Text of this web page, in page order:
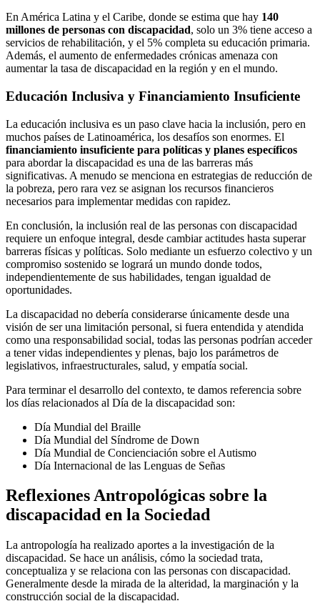
En América Latina y el Caribe, donde se estima que hay 140
millones de personas con discapacidad, solo un 3% tiene acceso a
servicios de rehabilitación, y el 5% completa su educación primaria.
Además, el aumento de enfermedades crónicas amenaza con
aumentar la tasa de discapacidad en la región y en el mundo.
Educación Inclusiva y Financiamiento Insuficiente
La educación inclusiva es un paso clave hacia la inclusión, pero en
muchos países de Latinoamérica, los desafíos son enormes. El
financiamiento insuficiente para políticas y planes específicos
para abordar la discapacidad es una de las barreras más
significativas. A menudo se menciona en estrategias de reducción de
la pobreza, pero rara vez se asignan los recursos financieros
necesarios para implementar medidas con rapidez.
En conclusión, la inclusión real de las personas con discapacidad
requiere un enfoque integral, desde cambiar actitudes hasta superar
barreras físicas y políticas. Solo mediante un esfuerzo colectivo y un
compromiso sostenido se logrará un mundo donde todos,
independientemente de sus habilidades, tengan igualdad de
oportunidades.
La discapacidad no debería considerarse únicamente desde una
visión de ser una limitación personal, si fuera entendida y atendida
como una responsabilidad social, todas las personas podrían acceder
a tener vidas independientes y plenas, bajo los parámetros de
legislativos, infraestructurales, salud, y empatía social.
Para terminar el desarrollo del contexto, te damos referencia sobre
los días relacionados al Día de la discapacidad son:
Día Mundial del Braille
Día Mundial del Síndrome de Down
Día Mundial de Concienciación sobre el Autismo
Día Internacional de las Lenguas de Señas
Reflexiones Antropológicas sobre la
discapacidad en la Sociedad
La antropología ha realizado aportes a la investigación de la
discapacidad. Se hace un análisis, cómo la sociedad trata,
conceptualiza y se relaciona con las personas con discapacidad.
Generalmente desde la mirada de la alteridad, la marginación y la
construcción social de la discapacidad.